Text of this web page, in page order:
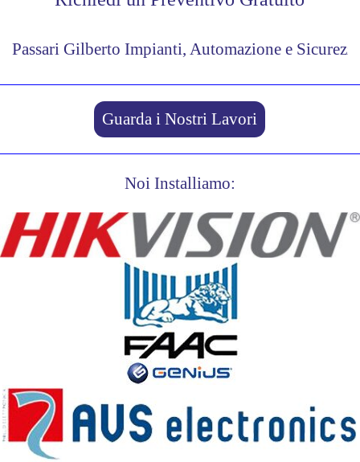
Passari Gilberto Impianti, Automazione e
Guarda i Nostri Lavori
Noi Installiamo: